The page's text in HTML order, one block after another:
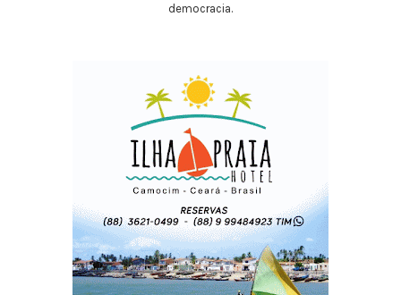
democracia.